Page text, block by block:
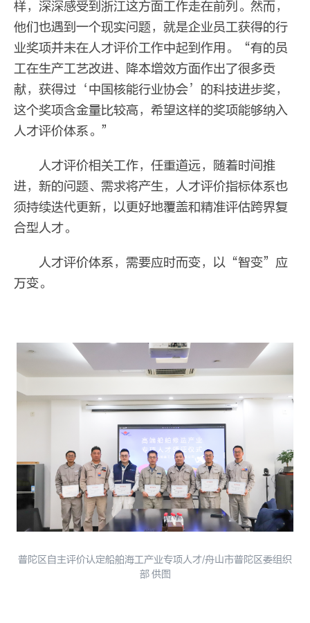
样，深深感受到浙江这方面工作走在前列。然而，
他们也遇到一个现实问题，就是企业员工获得的行
业奖项并未在人才评价工作中起到作用。“有的员
工在生产工艺改进、降本增效方面作出了很多贡
献，获得过‘中国核能行业协会’的科技进步奖，
这个奖项含金量比较高，希望这样的奖项能够纳入
人才评价体系。”
人才评价相关工作，任重道远，随着时间推
进，新的问题、需求将产生，人才评价指标体系也
须持续迭代更新，以更好地覆盖和精准评估跨界复
合型人才。
人才评价体系，需要应时而变，以“智变”应
万变。
普陀区自主评价认定船舶海工产业专项人才/舟山市普陀区委组织
部 供图